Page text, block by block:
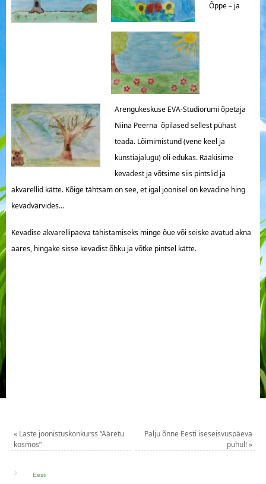
Õppe – ja
Arengukeskuse EVA-Studiorumi õpetaja
Niina Peerna õpilased sellest pühast
teada. Lõimimistund (vene keel ja
kunstiajalugu) oli edukas. Rääkisime
kevadest ja võtsime siis pintslid ja
akvarellid kätte. Kõige tähtsam on see, et igal joonisel on kevadine hing
kevadvärvides…
Kevadise akvarellipäeva tähistamiseks minge õue või seiske avatud akna
ääres, hingake sisse kevadist õhku ja võtke pintsel kätte.
«Laste joonistuskonkurss “Ääretu
kosmos”
Palju õnne Eesti iseseisvuspäeva
puhul!»
Eesti